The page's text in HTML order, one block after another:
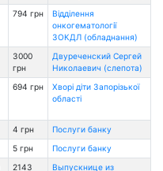
794 грн
Відділення
онкогематології
ЗОКДЛ (обладнання)
3000
грн
Двуреченский Сергей
Николаевич (слепота)
694 грн
Хворі діти Запорізької
області
4 грн Послуги банку
5 грн Послуги банку
2143
Выпускнице из